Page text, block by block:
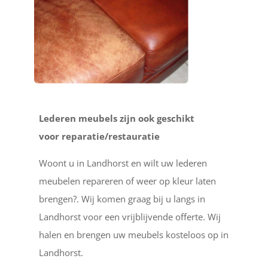
Lederen meubels zijn ook geschikt
voor reparatie/restauratie
Woont u in Landhorst en wilt uw lederen
meubelen repareren of weer op kleur laten
brengen?. Wij komen graag bij u langs in
Landhorst voor een vrijblijvende offerte. Wij
halen en brengen uw meubels kosteloos op in
Landhorst.